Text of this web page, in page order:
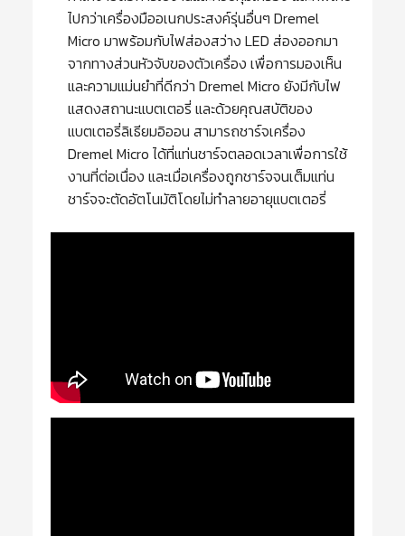
ไปกว่าเครื่องมืออเนกประสงค์รุ่นอื่นๆ Dremel
Micro มาพร้อมกับไฟส่องสว่าง LED ส่องออกมา
จากทางส่วนหัวจับของตัวเครื่อง เพื่อการมองเห็น
และความแม่นยำที่ดีกว่า Dremel Micro ยังมีกับไฟ
แสดงสถานะแบตเตอรี่ และด้วยคุณสบัติของ
แบตเตอรี่ลิเธียมอิออน สามารถชาร์จเครื่อง
Dremel Micro ได้ที่แท่นชาร์จตลอดเวลาเพื่อการใช้
งานที่ต่อเนื่อง และเมื่อเครื่องถูกชาร์จจนเต็มแท่น
ชาร์จจะตัดอัตโนมัติโดยไม่ทำลายอายุแบตเตอรี่